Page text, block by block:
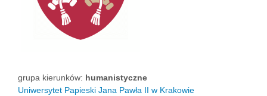
grupa kierunków: humanistyczne
Uniwersytet Papieski Jana Pawła II w Krakowie